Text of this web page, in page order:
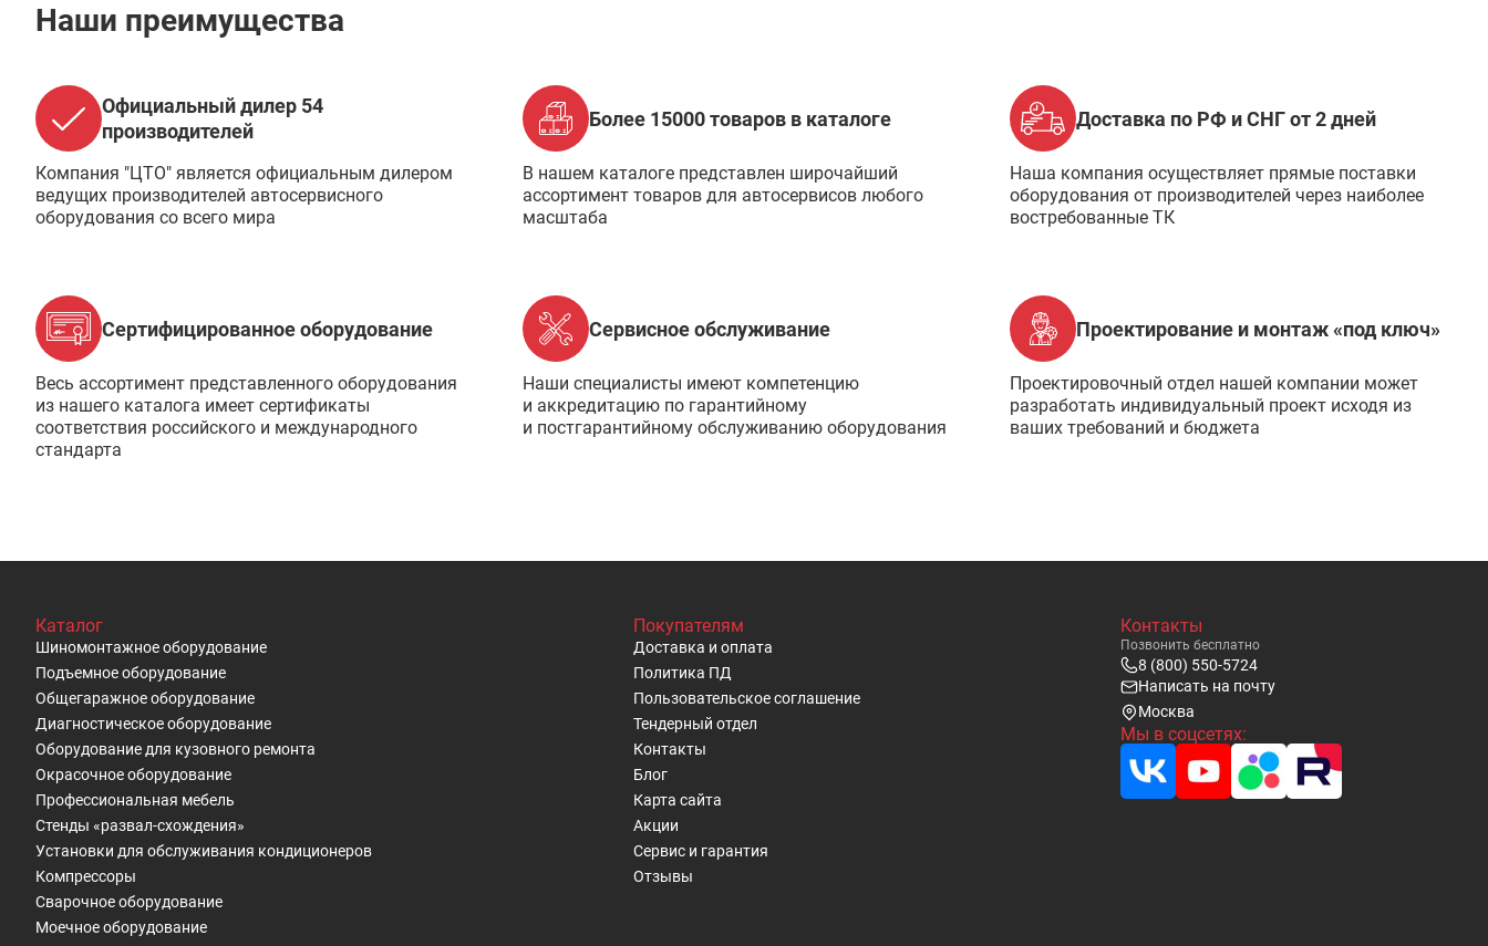
Наши преимущества
Официальный дилер 54
производителей
Компания "ЦТО" является официальным дилером
ведущих производителей автосервисного
оборудования со всего мира
Более 15000 товаров в каталоге
В нашем каталоге представлен широчайший
ассортимент товаров для автосервисов любого
масштаба
Доставка по РФ и СНГ от 2 дней
Наша компания осуществляет прямые поставки
оборудования от производителей через наиболее
востребованные ТК
Сертифицированное оборудование
Весь ассортимент представленного оборудования
из нашего каталога имеет сертификаты
соответствия российского и международного
стандарта
Сервисное обслуживание
Наши специалисты имеют компетенцию
и аккредитацию по гарантийному
и постгарантийному обслуживанию оборудования
Проектирование и монтаж «под ключ»
Проектировочный отдел нашей компании может
разработать индивидуальный проект исходя из
ваших требований и бюджета
Каталог
Шиномонтажное оборудование
Подъемное оборудование
Общегаражное оборудование
Диагностическое оборудование
Оборудование для кузовного ремонта
Окрасочное оборудование
Профессиональная мебель
Стенды «развал-схождения»
Установки для обслуживания кондиционеров
Компрессоры
Сварочное оборудование
Моечное оборудование
Покупателям
Доставка и оплата
Политика ПД
Пользовательское cоглашение
Тендерный отдел
Контакты
Блог
Карта сайта
Акции
Сервис и гарантия
Отзывы
Контакты
Позвонить бесплатно
8 (800) 550-5724
Написать на почту
Москва
Мы в соцсетях: